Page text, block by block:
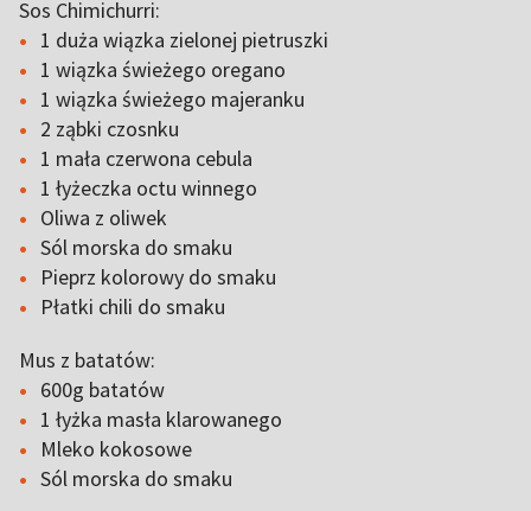
Sos Chimichurri:
1 duża wiązka zielonej pietruszki
1 wiązka świeżego oregano
1 wiązka świeżego majeranku
2 ząbki czosnku
1 mała czerwona cebula
1 łyżeczka octu winnego
Oliwa z oliwek
Sól morska do smaku
Pieprz kolorowy do smaku
Płatki chili do smaku
Mus z batatów:
600g batatów
1 łyżka masła klarowanego
Mleko kokosowe
Sól morska do smaku